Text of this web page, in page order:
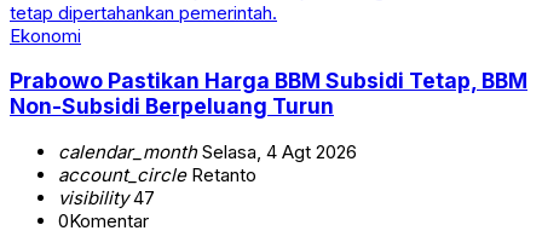
Ekonomi
Prabowo Pastikan Harga BBM Subsidi Tetap, BBM
Non-Subsidi Berpeluang Turun
calendar_monthSelasa, 4 Agt 2026
account_circleRetanto
visibility47
0Komentar